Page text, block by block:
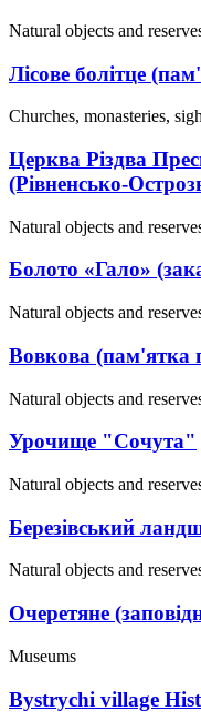
Natural objects and
Лісове болітце
Churches, monasteries,
Церква Різдва
(Рівненсько-
Natural objects and
Болото «Гало»
Natural objects and
Вовкова (пам'ятка
Natural objects and
Урочище "Сочута"
Natural objects and
Березівський
Natural objects and
Очеретяне
Museums
Bystrychi village